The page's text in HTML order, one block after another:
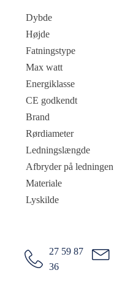
Dybde
Højde
Fatningstype
Max watt
Energiklasse
CE godkendt
Brand
Rørdiameter
Ledningslængde
Afbryder på ledningen
Materiale
Lyskilde
27 59 87
36